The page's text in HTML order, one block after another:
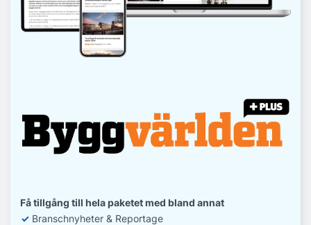
Få tillgång till hela paketet med bland annat
✓ Branschnyheter & Reportage